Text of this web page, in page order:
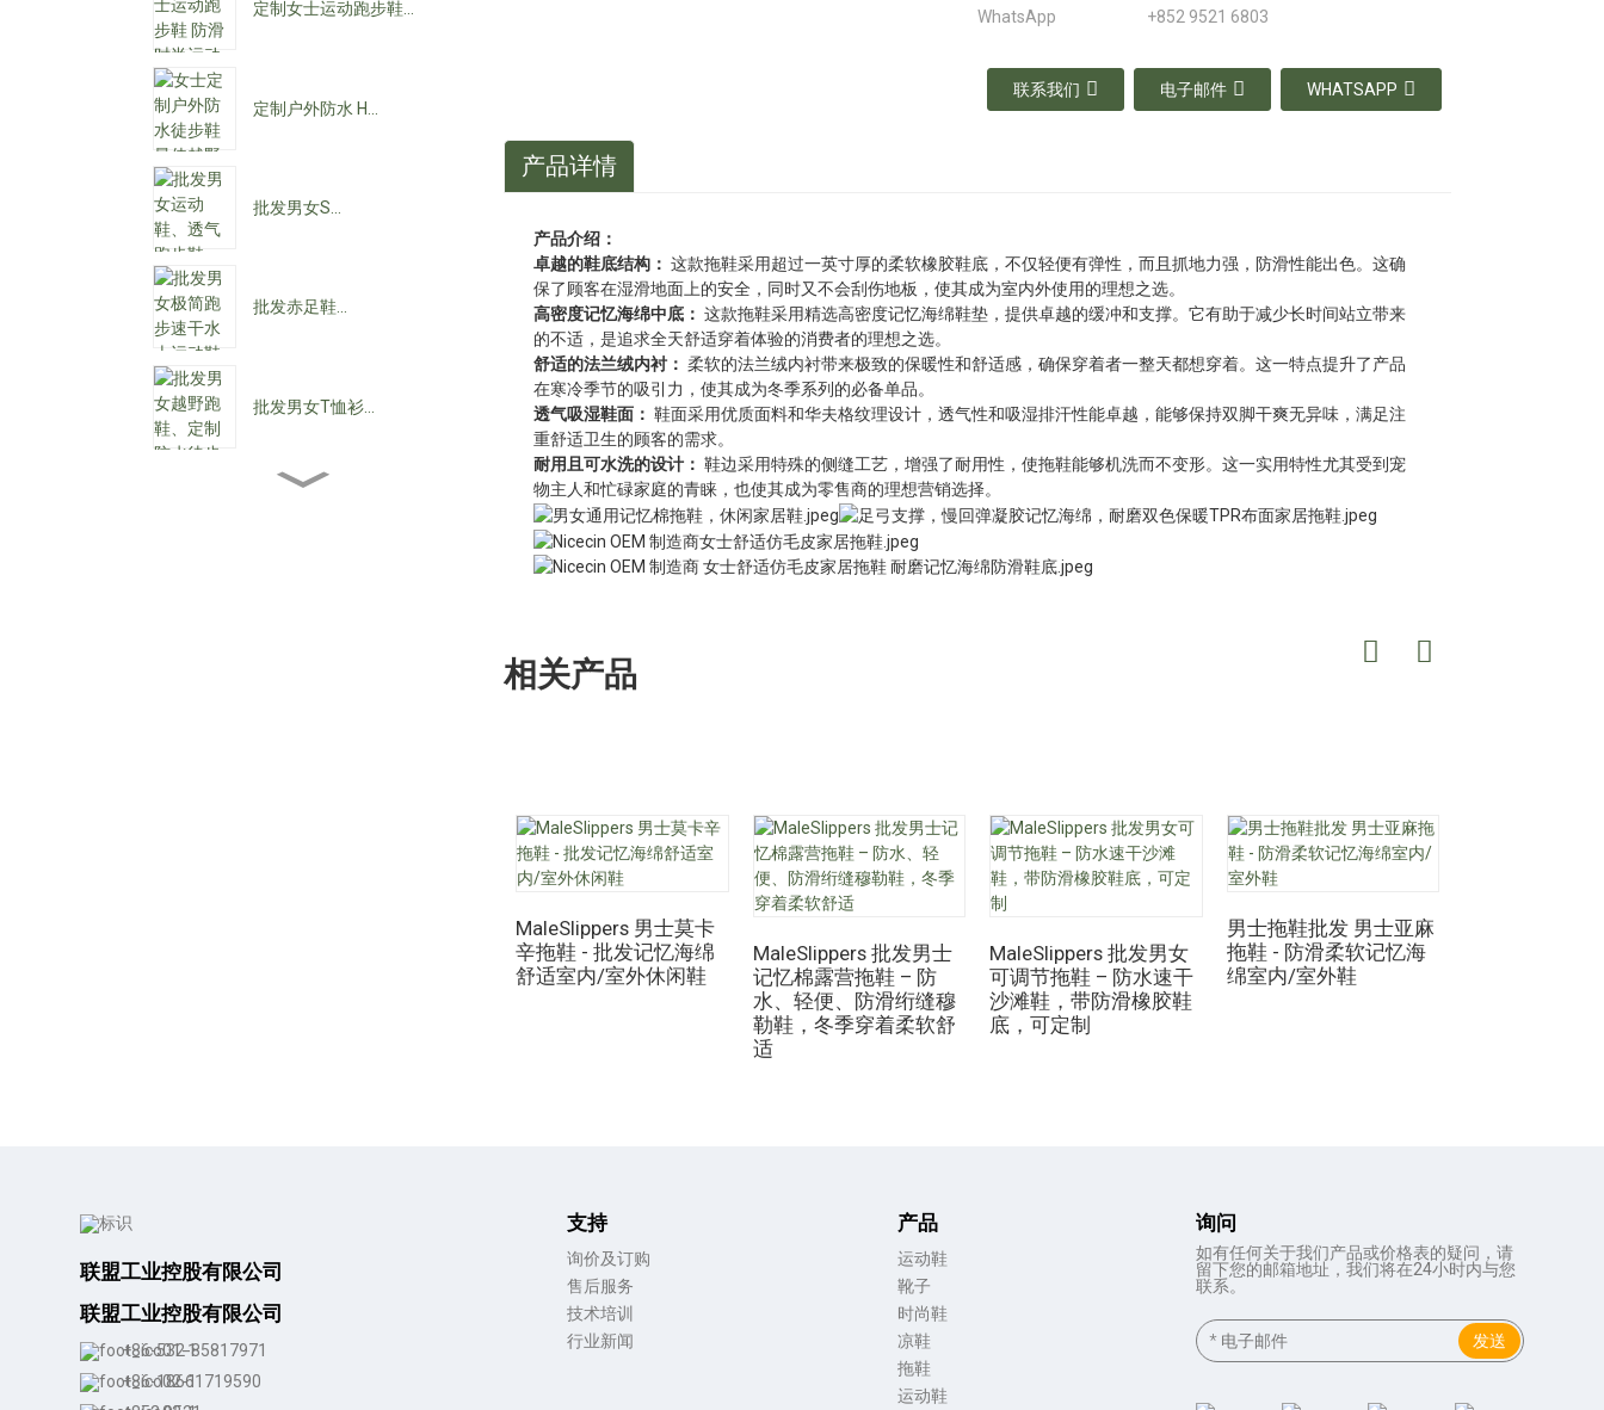
定制女士运动跑步鞋...
定制户外防水 H...
批发男女S...
批发赤足鞋...
批发男女T恤衫...
WhatsApp
+852 9521 6803
联系我们 电子邮件 WHATSAPP
产品详情
产品介绍：
卓越的鞋底结构：这款拖鞋采用超过一英寸厚的柔软橡胶鞋底，不仅轻便有弹性，而且抓地力强，防滑性能出色。这确
保了顾客在湿滑地面上的安全，同时又不会刮伤地板，使其成为室内外使用的理想之选。
高密度记忆海绵中底： 这款拖鞋采用精选高密度记忆海绵鞋垫，提供卓越的缓冲和支撑。它有助于减少长时间站立带来
的不适，是追求全天舒适穿着体验的消费者的理想之选。
舒适的法兰绒内衬： 柔软的法兰绒内衬带来极致的保暖性和舒适感，确保穿着者一整天都想穿着。这一特点提升了产品
在寒冷季节的吸引力，使其成为冬季系列的必备单品。
透气吸湿鞋面：鞋面采用优质面料和华夫格纹理设计，透气性和吸湿排汗性能卓越，能够保持双脚干爽无异味，满足注
重舒适卫生的顾客的需求。
耐用且可水洗的设计：鞋边采用特殊的侧缝工艺，增强了耐用性，使拖鞋能够机洗而不变形。这一实用特性尤其受到宠
物主人和忙碌家庭的青睐，也使其成为零售商的理想营销选择。
相关产品
MaleSlippers 男士莫卡
辛拖鞋 - 批发记忆海绵
舒适室内/室外休闲鞋
MaleSlippers 批发男士
记忆棉露营拖鞋 – 防
水、轻便、防滑绗缝穆
勒鞋，冬季穿着柔软舒
适
MaleSlippers 批发男女
可调节拖鞋 – 防水速干
沙滩鞋，带防滑橡胶鞋
底，可定制
男士拖鞋批发 男士亚麻
拖鞋 - 防滑柔软记忆海
绵室内/室外鞋
联盟工业控股有限公司
联盟工业控股有限公司
+86-532-85817971
+86-18661719590
支持
询价及订购
售后服务
技术培训
行业新闻
产品
运动鞋
靴子
时尚鞋
凉鞋
拖鞋
运动鞋
询问
如有任何关于我们产品或价格表的疑问，请
留下您的邮箱地址，我们将在24小时内与您
联系。
发送